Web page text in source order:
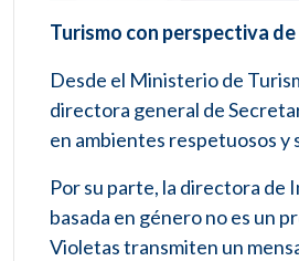
Turismo con perspectiva
Desde el Ministerio de
directora general de
en ambientes respetuosos y
Por su parte, la directora de
basada en género no es un
Violetas transmiten un